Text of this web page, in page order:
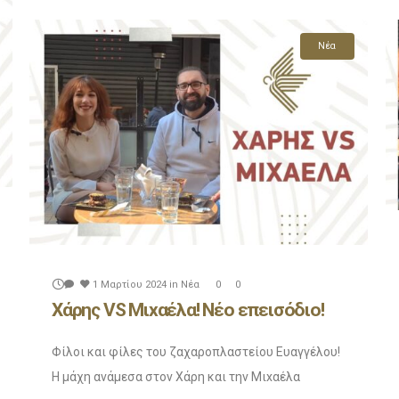
Και αφού το δείτε μην ξεχάσετε να μπείτε στο Ευάγγελου
Enjoy!
Νέα
1 Μαρτίου 2024 in Νέα 0 0
Χάρης VS Μιxαέλα! Νέο επεισόδιο!
Φίλοι και φίλες του ζαχαροπλαστείου Ευαγγέλου!
Η μάχη ανάμεσα στον Χάρη και την Μιxαέλα